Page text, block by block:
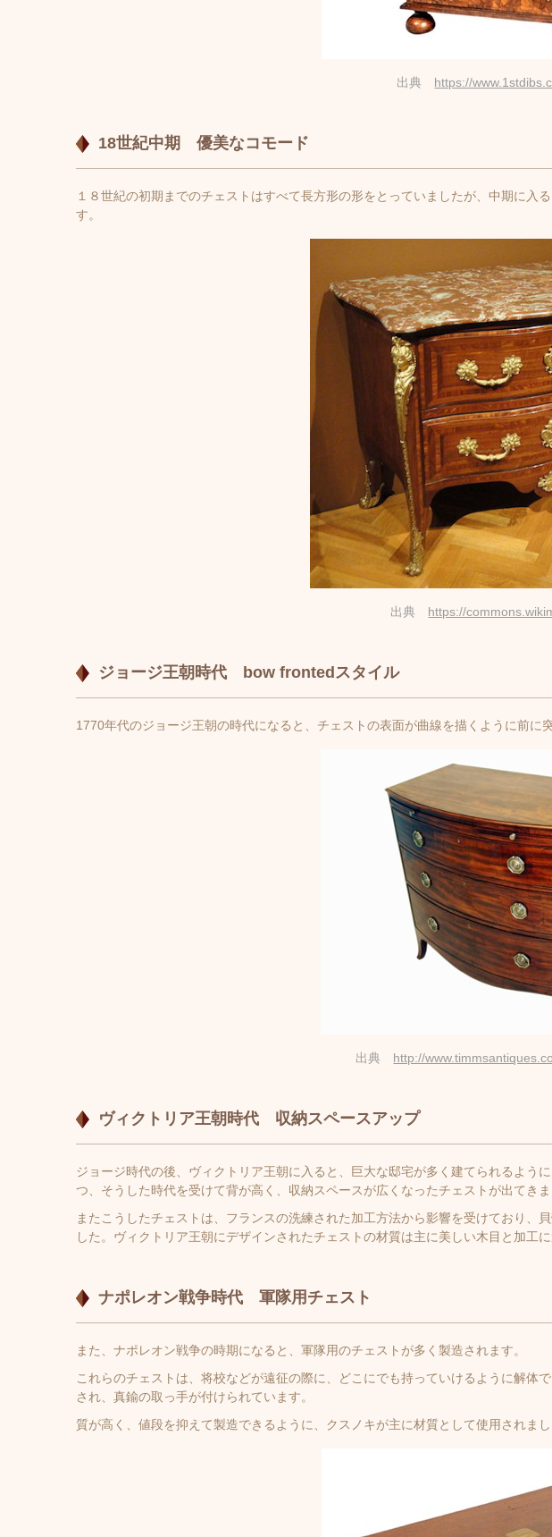
出典 https://
18世紀中期 優美なコモード
１８世紀の初期までのチェストはすべて長方形の形をとっていましたが、中期に入
す。
出典 https://
ジョージ王朝時代 bow frontedスタイル
1770年代のジョージ王朝の時代になると、チェストの表面が曲線を描くように前
出典 http://
ヴィクトリア王朝時代 収納スペースアップ
ジョージ時代の後、ヴィクトリア王朝に入ると、巨大な邸宅が多く建てられるよう
つ、そうした時代を受けて背が高く、収納スペースが広くなったチェストが出てきま
またこうしたチェストは、フランスの洗練された加工方法から影響を受けており、
した。ヴィクトリア王朝にデザインされたチェストの材質は主に美しい木目と加工
ナポレオン戦争時代 軍隊用チェスト
また、ナポレオン戦争の時期になると、軍隊用のチェストが多く製造されます。
これらのチェストは、将校などが遠征の際に、どこにでも持っていけるように解体
され、真鍮の取っ手が付けられています。
質が高く、値段を抑えて製造できるように、クスノキが主に材質として使用されまし